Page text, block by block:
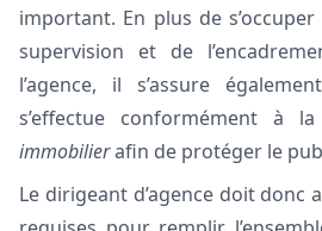
important. En plus de
supervision et de
l’agence, il s’assure
s’effectue conformément à
immobilierafin de protéger le
Le dirigeant d’agence doit donc